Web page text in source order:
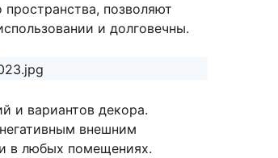
позволяют
и долговечны.
и вариантов декора.
внешним
в любых помещениях.